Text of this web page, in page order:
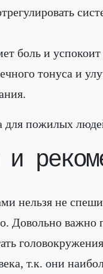
боль и
тонуса и
пожилых
и
нельзя не
Довольно
т.к. они